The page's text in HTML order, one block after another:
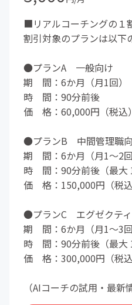
■リアルコーチングの１
割引対象のプランは以下
●プランA 一般向け
期 間：6か月（月1回）
時 間：90分前後
価 格：60,000円（税込
●プランB 中間管理職
期 間：6か月（月1〜2回
時 間：90分前後（最大
価 格：150,000円（税
●プランC エグゼクテ
期 間：6か月（月1〜3回
時 間：90分前後（最大
価 格：300,000円（税
（AIコーチの試用・最新